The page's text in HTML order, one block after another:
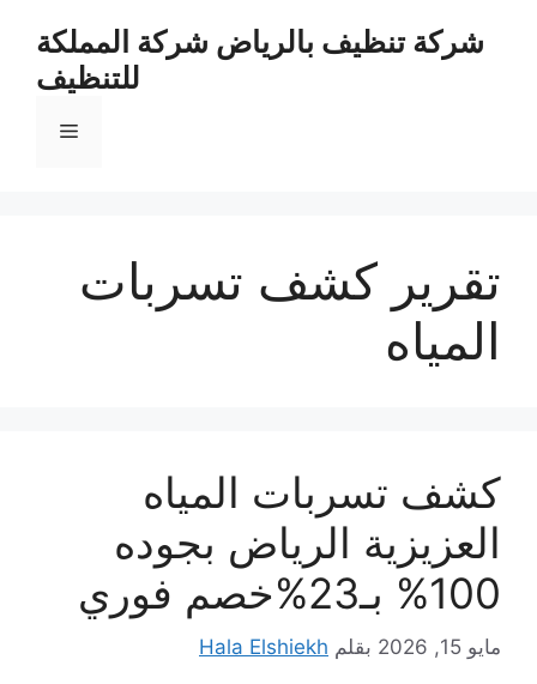
شركة تنظيف بالرياض شركة المملكة
للتنظيف
القائمة
تقرير كشف تسربات
المياه
كشف تسربات المياه
العزيزية الرياض بجوده
100% بـ23%خصم فوري
مايو 15, 2026 بقلم Hala Elshiekh